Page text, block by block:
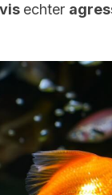
echter